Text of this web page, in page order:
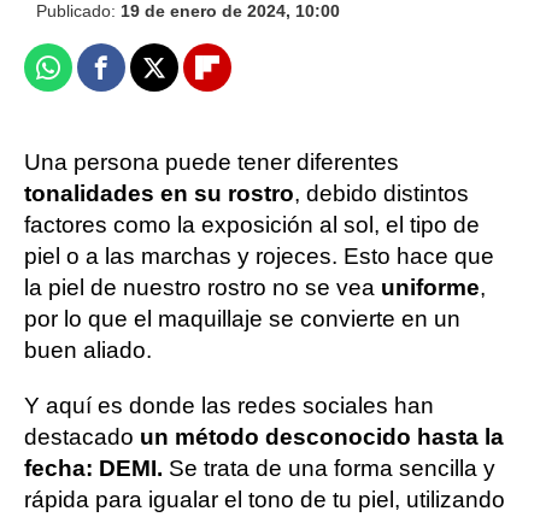
Publicado: 19 de enero de 2024, 10:00
WhatsappFacebook
X Flipboard
Una persona puede tener diferentes
tonalidades en su rostro, debido distintos
factores como la exposición al sol, el tipo de
piel o a las marchas y rojeces. Esto hace que
la piel de nuestro rostro no se vea uniforme,
por lo que el maquillaje se convierte en un
buen aliado.
Y aquí es donde las redes sociales han
destacado un método desconocido hasta la
fecha: DEMI. Se trata de una forma sencilla y
rápida para igualar el tono de tu piel, utilizando